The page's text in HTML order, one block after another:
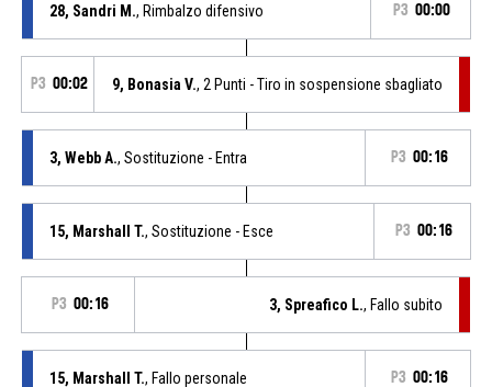
28, Sandri M., Rimbalzo difensivo P3 00:00
P3 00:02 9, Bonasia V., 2 Punti - Tiro in sospensione sbagliato
3, Webb A., Sostituzione - Entra P3 00:16
15, Marshall T., Sostituzione - Esce P3 00:16
P3 00:16 3, Spreafico L., Fallo subito
15, Marshall T., Fallo personale P3 00:16